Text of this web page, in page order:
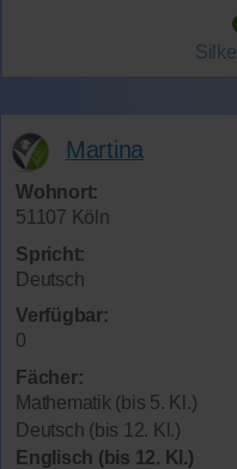
Silke
Martina
Wohnort:
51107 Köln
Spricht:
Deutsch
Verfügbar:
0
Fächer:
Mathematik (bis 5. Kl.)
Deutsch (bis 12. Kl.)
Englisch (bis 12. Kl.)